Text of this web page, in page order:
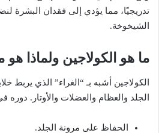
تدريجيًا، مما يؤدي إلى فقدان البشرة
الشيخوخة.
ما هو الكولاجين ولماذا
الكولاجين أشبه بـ “الغراء” الذي يربط
الجلد والعظام والعضلات والأوتار.
الحفاظ على مرونة الجلد.